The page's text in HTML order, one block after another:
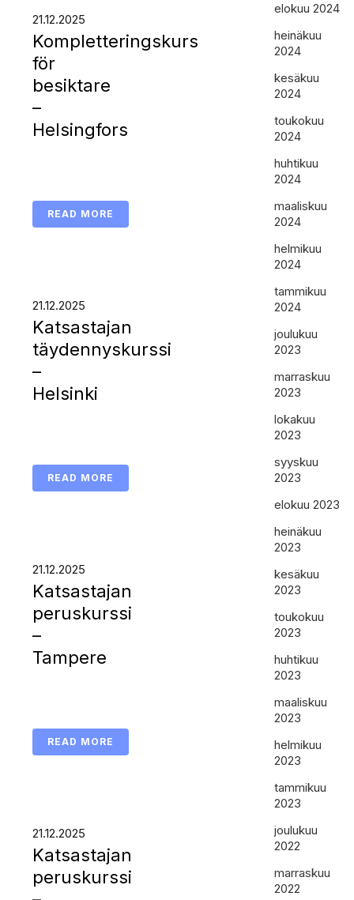
21.12.2025
Kompletteringskurs
för
besiktare
–
Helsingfors
READ MORE
21.12.2025
Katsastajan
täydennyskurssi
–
Helsinki
READ MORE
21.12.2025
Katsastajan
peruskurssi
–
Tampere
READ MORE
21.12.2025
Katsastajan
peruskurssi
elokuu 2024
heinäkuu
2024
kesäkuu
2024
toukokuu
2024
huhtikuu
2024
maaliskuu
2024
helmikuu
2024
tammikuu
2024
joulukuu
2023
marraskuu
2023
lokakuu
2023
syyskuu
2023
elokuu 2023
heinäkuu
2023
kesäkuu
2023
toukokuu
2023
huhtikuu
2023
maaliskuu
2023
helmikuu
2023
tammikuu
2023
joulukuu
2022
marraskuu
2022